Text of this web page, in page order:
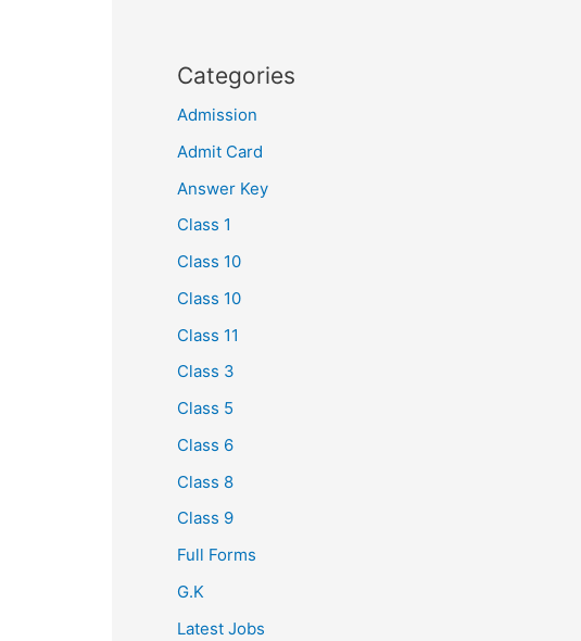
Categories
Admission
Admit Card
Answer Key
Class 1
Class 10
Class 10
Class 11
Class 3
Class 5
Class 6
Class 8
Class 9
Full Forms
G.K
Latest Jobs